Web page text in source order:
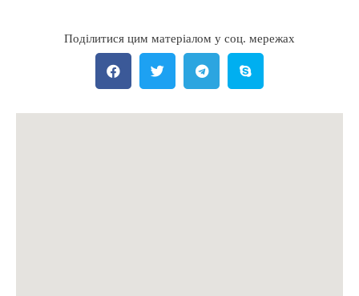
Поділитися цим матеріалом у соц. мережах